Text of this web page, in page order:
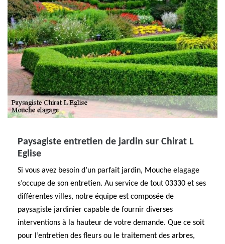
Paysagiste entretien de jardin sur Chirat L
Eglise
Si vous avez besoin d’un parfait jardin, Mouche elagage
s’occupe de son entretien. Au service de tout 03330 et ses
différentes villes, notre équipe est composée de
paysagiste jardinier capable de fournir diverses
interventions à la hauteur de votre demande. Que ce soit
pour l’entretien des fleurs ou le traitement des arbres,